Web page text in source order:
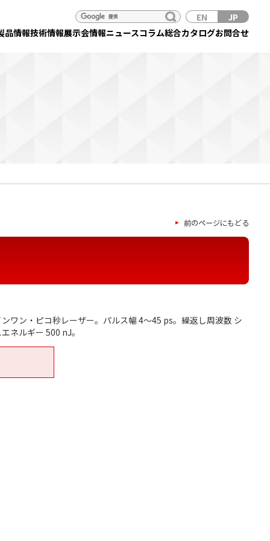
品情報技術情報展示会情報ニュースコラム総合カタログお問合せ
EN JP
前のページにもどる
ワン・ピコ秒レーザー。パルス幅 4～45 ps。繰返し周波数 シ
ネルギー 500 nJ。